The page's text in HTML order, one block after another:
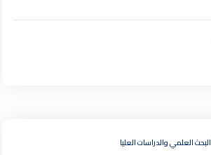
البحث العلمي والدراسات العليا